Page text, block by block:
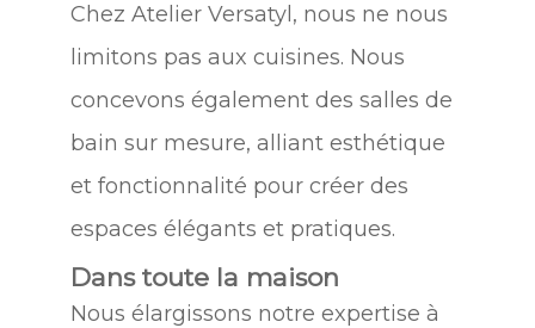
Chez Atelier Versatyl, nous ne nous
limitons pas aux cuisines. Nous
concevons également des salles de
bain sur mesure, alliant esthétique
et fonctionnalité pour créer des
espaces élégants et pratiques.
Dans toute la maison
Nous élargissons notre expertise à